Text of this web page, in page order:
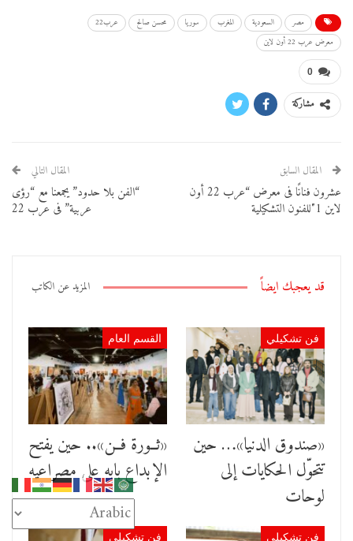
مصر السعودية المغرب سوريا محسن صالح
عرب22
معرض عرب 22 أون لاين
0
مشاركة
المقال السابق
عشرون فنانًا فى معرض “عرب 22 أون
لاين 1″للفنون التشكيلية
المقال التالي
“الفن بلا حدود” يجمعنا مع “رؤى
عربية” فى عرب 22
قد يعجبك ايضاً المزيد عن الكاتب
فن تشكيلي
«صندوق الدنيا»… حين
تتحوّل الحكايات إلى
لوحات
القسم العام
«ثــورة فــن».. حين يفتح
الإبداع بابه على مصراعيه
فن تشكيلي فن تشكيلي